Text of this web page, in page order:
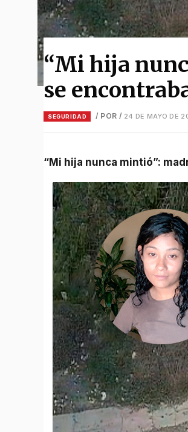
“Mi hija
se
SEGURIDAD / POR / 24 DE MAYO DE
“Mi hija nunca mintió”: